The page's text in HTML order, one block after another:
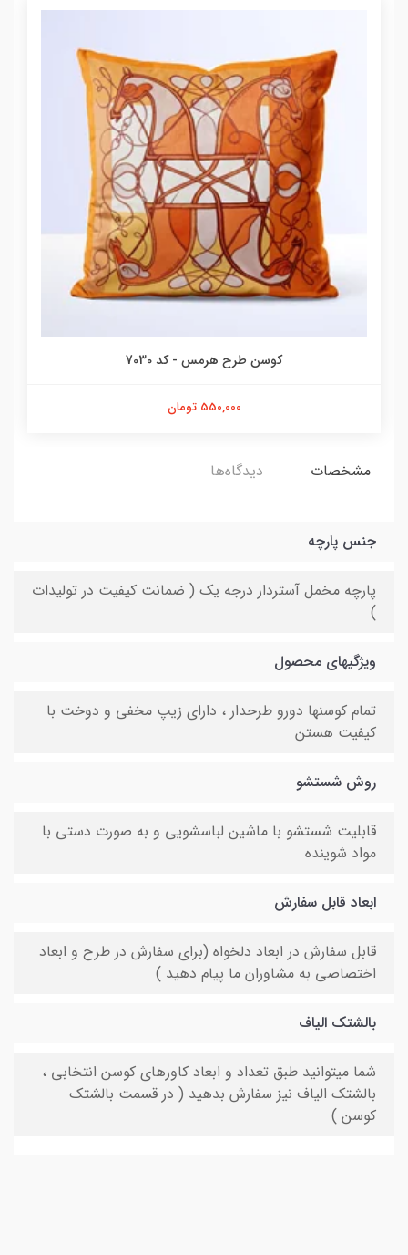
کوسن طرح هرمس - کد 7030
550,000 تومان
مشخصات دیدگاه‌ها
جنس پارچه
پارچه مخمل آستردار درجه یک ( ضمانت کیفیت در تولیدات
)
ویژگیهای محصول
تمام کوسنها دورو طرحدار ، دارای زیپ مخفی و دوخت با
کیفیت هستن
روش شستشو
قابلیت شستشو با ماشین لباسشویی و به صورت دستی با
مواد شوینده
ابعاد قابل سفارش
قابل سفارش در ابعاد دلخواه (برای سفارش در طرح و ابعاد
اختصاصی به مشاوران ما پیام دهید )
بالشتک الیاف
شما میتوانید طبق تعداد و ابعاد کاورهای کوسن انتخابی ،
بالشتک الیاف نیز سفارش بدهید ( در قسمت بالشتک
کوسن )